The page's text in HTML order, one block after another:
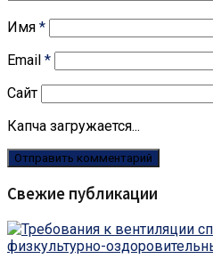
Имя *
Email *
Сайт
Капча загружается...
Свежие публикации